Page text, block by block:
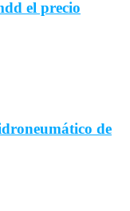
el precio
de